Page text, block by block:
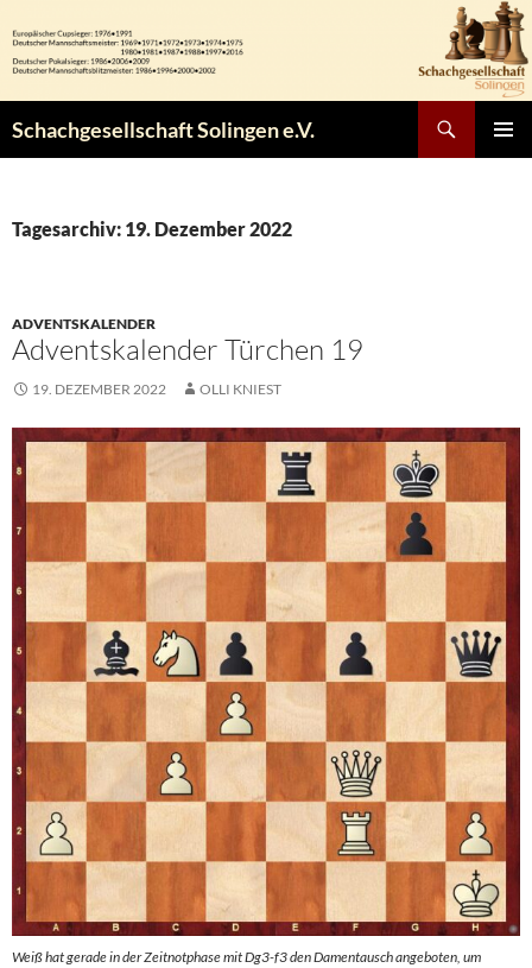
Inhalt
springen
Schachgesellschaft Solingen e.V.
Tagesarchiv: 19. Dezember 2022
ADVENTSKALENDER
Adventskalender Türchen 19
19. DEZEMBER 2022 OLLI KNIEST
Weiß hat gerade in der Zeitnotphase mit Dg3-f3 den Damentausch angeboten, um